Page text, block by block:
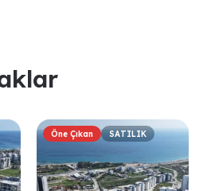
Öne Çıkan SATILIK